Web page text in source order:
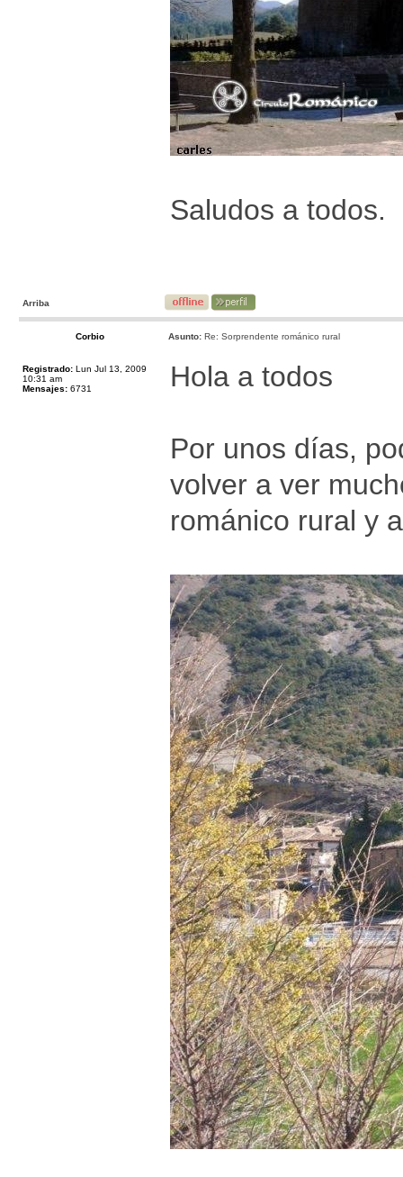
Saludos a todos.
Arriba
Corbio Asunto: Re: Sorprendente románico rural
Registrado: Lun Jul 13, 2009
10:31 am
Mensajes: 6731 Hola a todos
Por unos días,
volver a ver
románico rural y